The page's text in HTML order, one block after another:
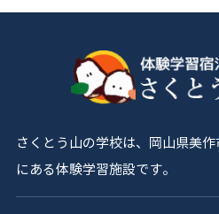
さくとう山の学校は、岡山県美作
にある体験学習施設です。